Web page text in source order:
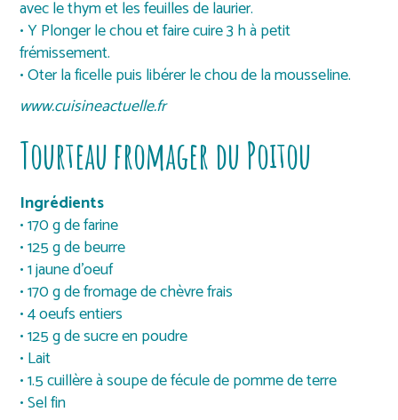
avec le thym et les feuilles de laurier.
• Y Plonger le chou et faire cuire 3 h à petit
frémissement.
• Oter la ficelle puis libérer le chou de la mousseline.
www.cuisineactuelle.fr
Tourteau fromager du Poitou
Ingrédients
• 170 g de farine
• 125 g de beurre
• 1 jaune d’oeuf
• 170 g de fromage de chèvre frais
• 4 oeufs entiers
• 125 g de sucre en poudre
• Lait
• 1.5 cuillère à soupe de fécule de pomme de terre
• Sel fin